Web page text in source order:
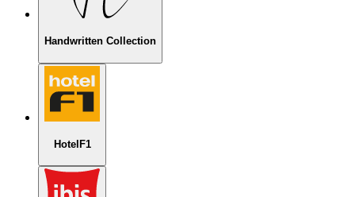
Handwritten Collection
HotelF1